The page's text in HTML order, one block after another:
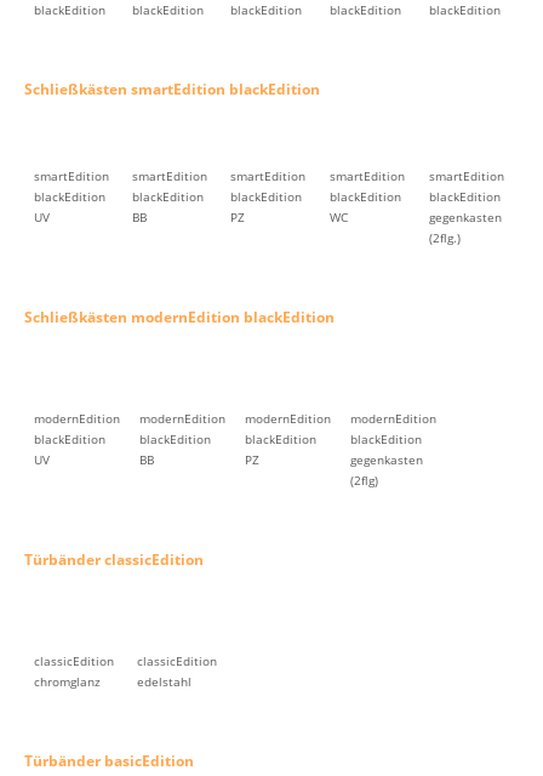
blackEdition
blackEdition
blackEdition
blackEdition
blackEdition
Schließkästen smartEdition blackEdition
smartEdition
blackEdition
UV
smartEdition
blackEdition
BB
smartEdition
blackEdition
PZ
smartEdition
blackEdition
WC
smartEdition
blackEdition
gegenkasten
(2flg.)
Schließkästen modernEdition blackEdition
modernEdition
blackEdition
UV
modernEdition
blackEdition
BB
modernEdition
blackEdition
PZ
modernEdition
blackEdition
gegenkasten
(2flg)
Türbänder classicEdition
classicEdition
chromglanz
classicEdition
edelstahl
Türbänder basicEdition